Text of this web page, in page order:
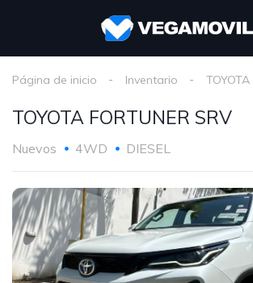
Página de inicio Inventario TOYOTA
TOYOTA FORTUNER SRV
Nuevos 4WD DIESEL